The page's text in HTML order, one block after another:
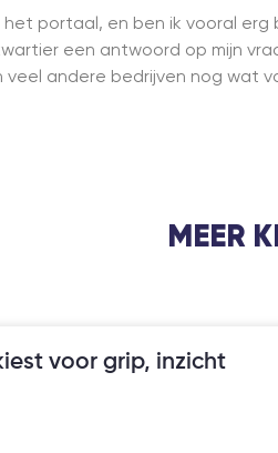
portaal, en ben ik vooral erg
een antwoord op mijn
andere bedrijven nog wat
MEER
voor grip, inzicht